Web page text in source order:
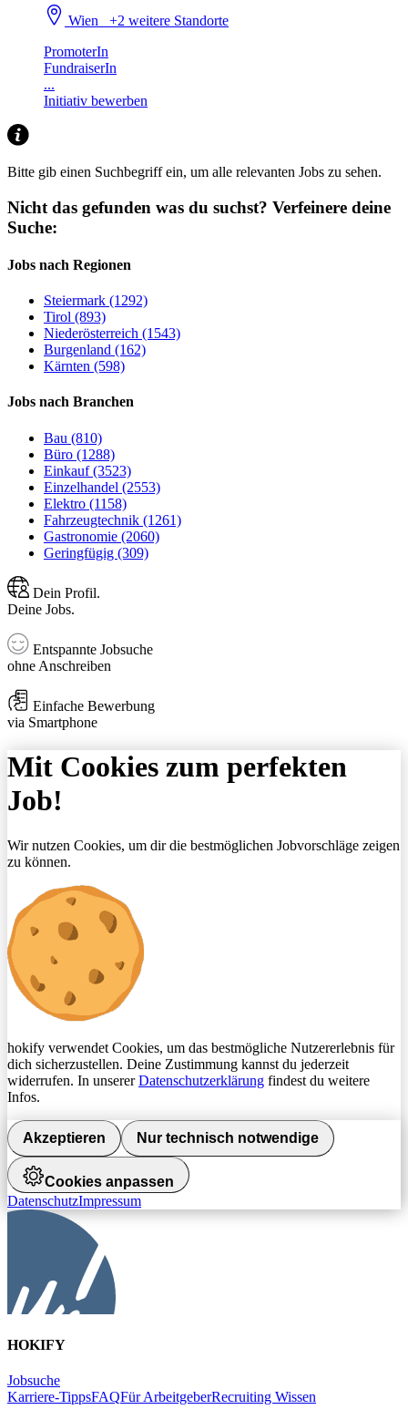
Wien+2 weitere Standorte
PromoterIn
FundraiserIn
...
Initiativ bewerben
Bitte gib einen Suchbegriff ein, um alle relevanten Jobs zu sehen.
Nicht das gefunden was du suchst? Verfeinere deine
Suche:
Jobs nach Regionen
Steiermark (1292)
Tirol (893)
Niederösterreich (1543)
Burgenland (162)
Kärnten (598)
Jobs nach Branchen
Bau (810)
Büro (1288)
Einkauf (3523)
Einzelhandel (2553)
Elektro (1158)
Fahrzeugtechnik (1261)
Gastronomie (2060)
Geringfügig (309)
Dein Profil.
Deine Jobs.
Entspannte Jobsuche
ohne Anschreiben
Einfache Bewerbung
via Smartphone
Mit Cookies zum perfekten
Job!
Wir nutzen Cookies, um dir die bestmöglichen Jobvorschläge zeigen
zu können.
hokify verwendet Cookies, um das bestmögliche Nutzererlebnis für
dich sicherzustellen. Deine Zustimmung kannst du jederzeit
widerrufen. In unsererDatenschutzerklärung findest du weitere
Infos.
Akzeptieren Nur technisch notwendige
Cookies anpassen
DatenschutzImpressum
HOKIFY
Jobsuche
Karriere-TippsFAQFür ArbeitgeberRecruiting Wissen